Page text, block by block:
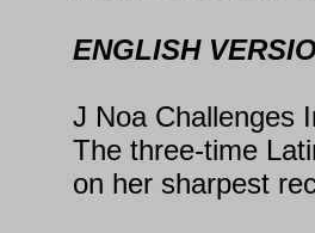
ENGLISH
J Noa Challenges
The three-time
on her sharpest